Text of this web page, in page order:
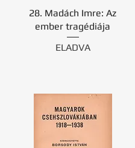
28. Madách Imre: Az
ember tragédiája
ELADVA